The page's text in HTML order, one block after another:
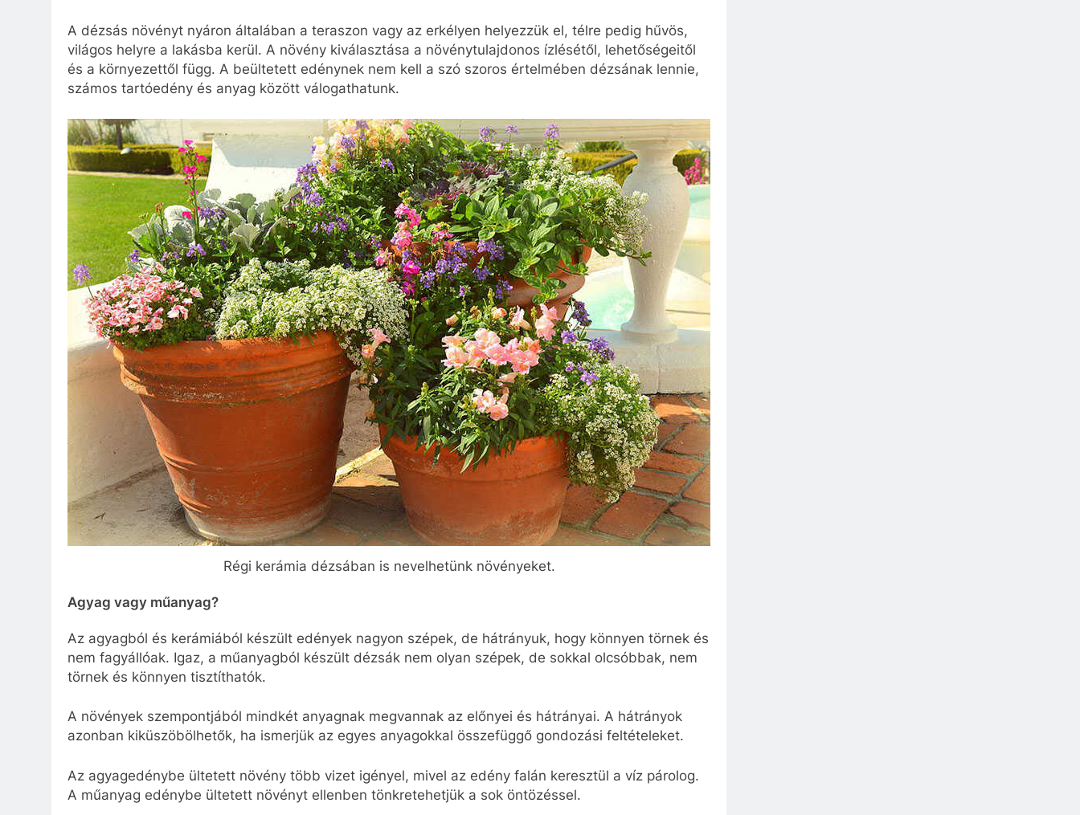
A dézsás növényt nyáron általában a teraszon vagy az erkélyen helyezzük el, télre pedig hűvös,
világos helyre a lakásba kerül. A növény kiválasztása a növénytulajdonos ízlésétől, lehetőségeitől
és a környezettől függ. A beültetett edénynek nem kell a szó szoros értelmében dézsának lennie,
számos tartóedény és anyag között válogathatunk.
Régi kerámia dézsában is nevelhetünk növényeket.
Agyag vagy műanyag?
Az agyagból és kerámiából készült edények nagyon szépek, de hátrányuk, hogy könnyen törnek és
nem fagyállóak. Igaz, a műanyagból készült dézsák nem olyan szépek, de sokkal olcsóbbak, nem
törnek és könnyen tisztíthatók.
A növények szempontjából mindkét anyagnak megvannak az előnyei és hátrányai. A hátrányok
azonban kiküszöbölhetők, ha ismerjük az egyes anyagokkal összefüggő gondozási feltételeket.
Az agyagedénybe ültetett növény több vizet igényel, mivel az edény falán keresztül a víz párolog.
A műanyag edénybe ültetett növényt ellenben tönkretehetjük a sok öntözéssel.